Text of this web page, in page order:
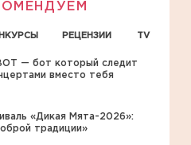
РЕЦЕНЗИИ TV
— бот который следит
вместо тебя
«Дикая Мята-2026»:
традиции»